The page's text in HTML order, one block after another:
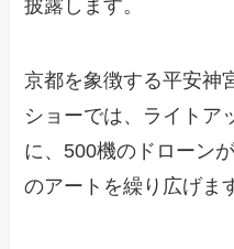
披露します。
京都を象徴する平安神
ショーでは、ライトア
に、500機のドローン
のアートを繰り広げま